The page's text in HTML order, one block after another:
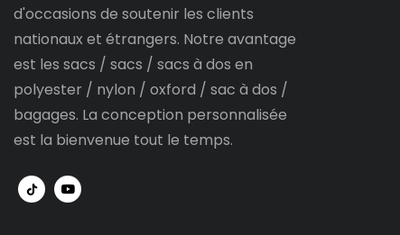
d'occasions de soutenir les clients
nationaux et étrangers. Notre avantage
est les sacs / sacs / sacs à dos en
polyester / nylon / oxford / sac à dos /
bagages. La conception personnalisée
est la bienvenue tout le temps.